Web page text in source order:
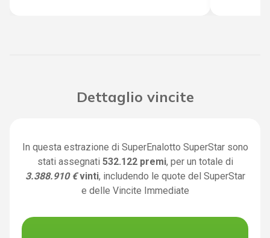
Dettaglio vincite
In questa estrazione di SuperEnalotto SuperStar sono
stati assegnati 532.122 premi, per un totale di
3.388.910 € vinti, includendo le quote del SuperStar
e delle Vincite Immediate